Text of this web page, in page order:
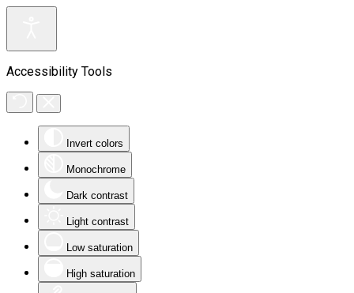
Accessibility Tools
Invert colors
Monochrome
Dark contrast
Light contrast
Low saturation
High saturation